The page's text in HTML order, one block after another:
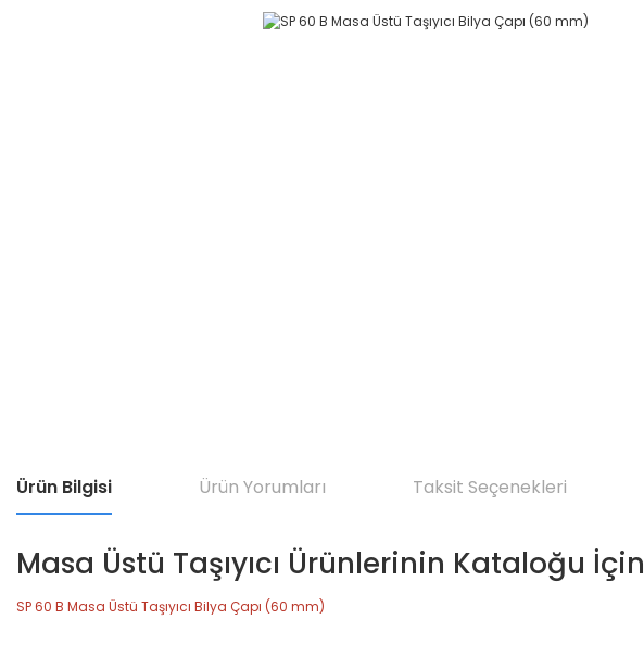
Ürün Bilgisi Ürün Yorumları Taksit Seçenekleri
Masa Üstü Taşıyıcı Ürünlerinin Kataloğu İçin
SP 60 B Masa Üstü Taşıyıcı Bilya Çapı (60 mm)